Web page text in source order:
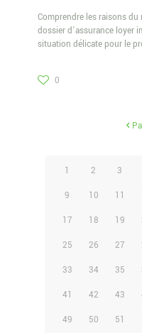
Comprendre les raisons du
dossier d’assurance loyer
situation délicate pour le
0
1 2 3
9 10 11
17 18 19
25 26 27
33 34 35
41 42 43
49 50 51